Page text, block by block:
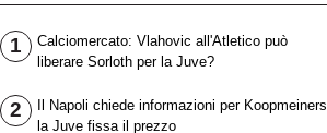
1
Calciomercato: Vlahovic all'Atletico può
liberare Sorloth per la Juve?
2
Il Napoli chiede informazioni per Koopmeiners,
la Juve fissa il prezzo